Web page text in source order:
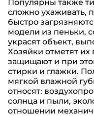
Популярны также
сложно ухаживать,
быстро
модели из пеньки,
украсят объект,
Хозяйки отметят их
защищают и при
стирки и глажки.
мягкой влажной
относят:
солнца и пыли,
отношении